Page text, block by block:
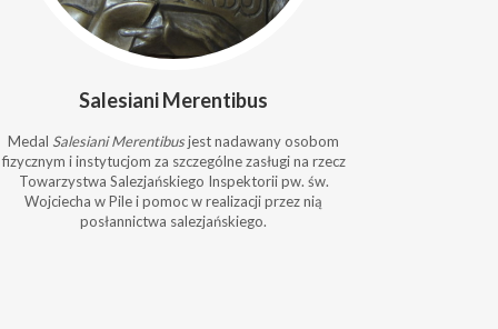
Salesiani Merentibus
Medal Salesiani Merentibusjest nadawany osobom
fizycznym i instytucjom za szczególne zasługi na rzecz
Towarzystwa Salezjańskiego Inspektorii pw. św.
Wojciecha w Pile i pomoc w realizacji przez nią
posłannictwa salezjańskiego.